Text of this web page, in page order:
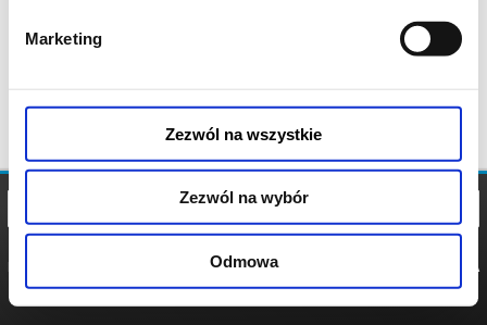
Marketing
Zezwól na wszystkie
Zezwól na wybór
Odmowa
POLITYKA
POLITYKA